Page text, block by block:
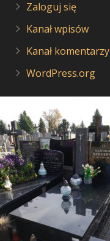
Zaloguj się
Kanał wpisów
Kanał komentarzy
WordPress.org